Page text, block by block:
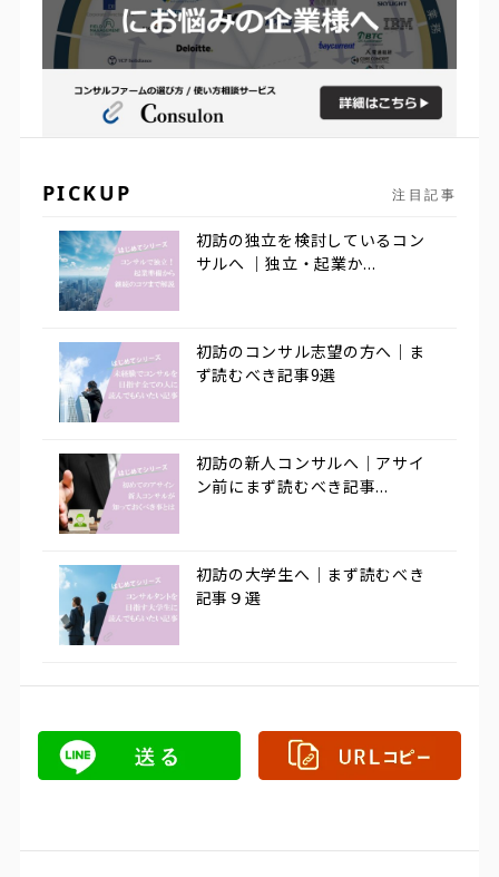
PICKUP 注目記事
初訪の独立を検討しているコン
サルへ ｜独立・起業か...
初訪のコンサル志望の方へ｜ま
ず読むべき記事9選
初訪の新人コンサルへ｜アサイ
ン前にまず読むべき記事...
初訪の大学生へ｜まず読むべき
記事９選